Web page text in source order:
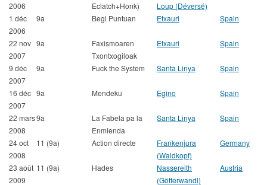
2006
Eclatch+Honk)
Loup (Déversé)
1 déc
2006
9a Begi Puntuan Etxauri Spain
22 nov
2007
9a
Faxismoaren
Txontxogiloak
Etxauri Spain
9 déc
2007
9a Fuck the System Santa Linya Spain
16 déc
2007
9a Mendeku Egino Spain
22 mars
2008
9a
La Fabela pa la
Enmienda
Santa Linya Spain
24 oct
2008
11 (9a) Action directe
Frankenjura
(Waldkopf)
Germany
23 août
2009
11 (9a) Hades
Nassereith
(Götterwandl)
Austria